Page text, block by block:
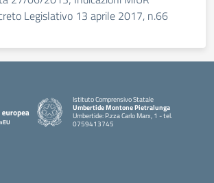
Legislativo 13 aprile 2017, n.66
Istituto Comprensivo Statale
Umbertide Montone Pietralunga
Umbertide: P.zza Carlo Marx, 1 - tel.
0759413745